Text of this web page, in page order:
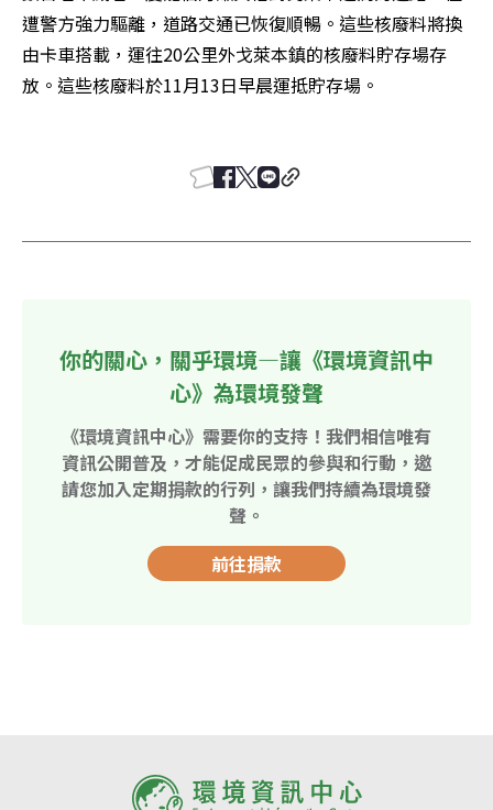
遭警方強力驅離，道路交通已恢復順暢。這些核廢料將換
由卡車搭載，運往20公里外戈萊本鎮的核廢料貯存場存
放。這些核廢料於11月13日早晨運抵貯存場。
你的關心，關乎環境—讓《環境資訊中
心》為環境發聲
《環境資訊中心》需要你的支持！我們相信唯有
資訊公開普及，才能促成民眾的參與和行動，邀
請您加入定期捐款的行列，讓我們持續為環境發
聲。
前往捐款